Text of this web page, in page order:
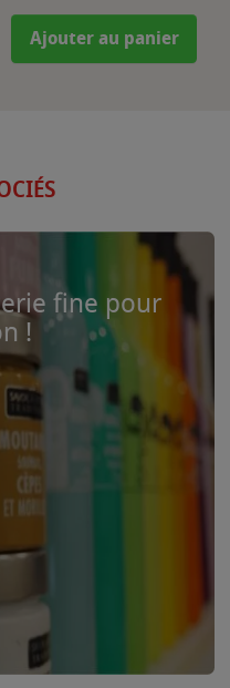
Ajouter au panier
fine pour
!